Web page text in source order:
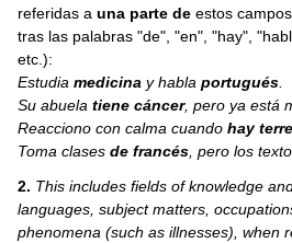
referidas auna parte de estos
tras las palabras "de", "en", "hay",
etc.):
Estudiamedicina y hablaportugués
Su abuelatiene cáncer, pero ya está
Reacciono con calma cuandohay
Toma clasesde francés , pero los
2. This includes fields of knowledge
languages, subject matters,
phenomena (such as illnesses), when